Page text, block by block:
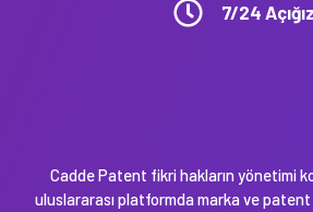
7/24 Açığız
Cadde Patent fikri hakların yönetimi
uluslararası platformda marka ve